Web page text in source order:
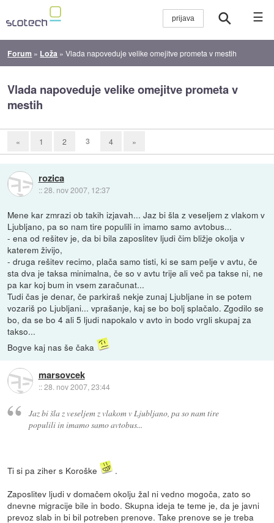
☰
Forum » Loža »Vlada napoveduje velike omejitve prometa v mestih
Vlada napoveduje velike omejitve prometa v
mestih
« 1 2 3 4 »
rozica
::28. nov 2007, 12:37
Mene kar zmrazi ob takih izjavah... Jaz bi šla z veseljem z vlakom v
Ljubljano, pa so nam tire populili in imamo samo avtobus...
- ena od rešitev je, da bi bila zaposlitev ljudi čim bližje okolja v
katerem živijo,
- druga rešitev recimo, plača samo tisti, ki se sam pelje v avtu, če
sta dva je taksa minimalna, če so v avtu trije ali več pa takse ni, ne
pa kar koj bum in vsem zaračunat...
Tudi čas je denar, če parkiraš nekje zunaj Ljubljane in se potem
vozariš po Ljubljani... vprašanje, kaj se bo bolj splačalo. Zgodilo se
bo, da se bo 4 ali 5 ljudi napokalo v avto in bodo vrgli skupaj za
takso...
Bogve kaj nas še čaka
marsovcek
::28. nov 2007, 23:44
Jaz bi šla z veseljem z vlakom v Ljubljano, pa so nam tire
populili in imamo samo avtobus...
Ti si pa ziher s Koroške
.
Zaposlitev ljudi v domačem okolju žal ni vedno mogoča, zato so
dnevne migracije bile in bodo. Skupna ideja te teme je, da je javni
prevoz slab in bi bil potreben prenove. Take prenove se je treba